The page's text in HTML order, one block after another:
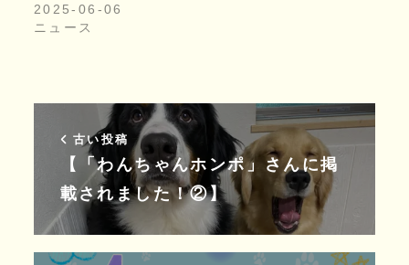
2025-06-06
ニュース
古い投稿
【「わんちゃんホンポ」さんに掲
載されました！②】